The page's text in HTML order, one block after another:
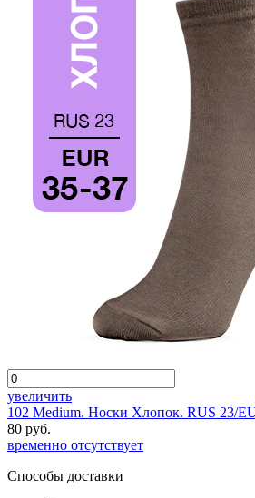
увеличить
102 Medium. Носки Хлопок. RUS 23/
80 руб.
временно отсутствует
Способы доставки